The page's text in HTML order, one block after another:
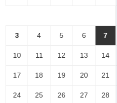
3 4 5 6 7
10 11 12 13 14
17 18 19 20 21
24 25 26 27 28